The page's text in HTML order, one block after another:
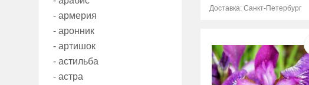
- армерия
- аронник
- артишок
- астильба
- астра
Доставка: Санкт-Петербург